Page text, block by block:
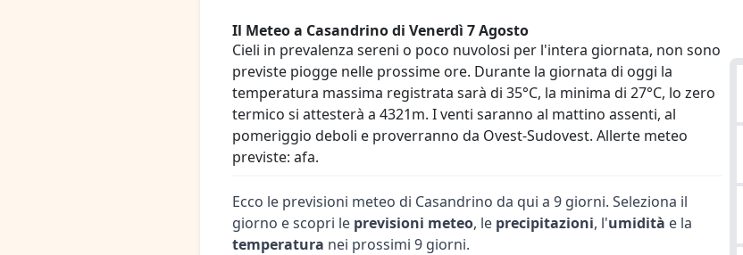
Il Meteo a Casandrino di Venerdì 7 Agosto
Cieli in prevalenza sereni o poco nuvolosi per l'intera giornata, non sono
previste piogge nelle prossime ore. Durante la giornata di oggi la
temperatura massima registrata sarà di 35°C, la minima di 27°C, lo zero
termico si attesterà a 4321m. I venti saranno al mattino assenti, al
pomeriggio deboli e proverranno da Ovest-Sudovest. Allerte meteo
previste: afa.
Ecco le previsioni meteo di Casandrino da qui a 9 giorni. Seleziona il
giorno e scopri le previsioni meteo, le precipitazioni, l'umidità e la
temperatura nei prossimi 9 giorni.